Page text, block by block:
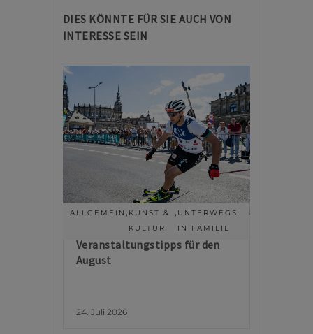
DIES KÖNNTE FÜR SIE AUCH VON
INTERESSE SEIN
ALLGEMEIN , KUNST &
KULTUR
, UNTERWEGS
IN FAMILIE
Veranstaltungstipps für den
August
24. Juli 2026